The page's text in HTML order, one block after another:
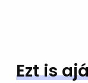
Ezt is